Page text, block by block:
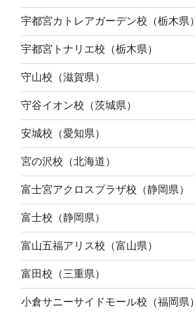
宇都宮カトレアガーデン校（栃木県）
宇都宮トナリエ校（栃木県）
守山校（滋賀県）
守谷イオン校（茨城県）
安城校（愛知県）
宮の沢校（北海道）
富士宮アクロスプラザ校（静岡県）
富士校（静岡県）
富山五福アリス校（富山県）
富田校（三重県）
小倉サニーサイドモール校（福岡県）